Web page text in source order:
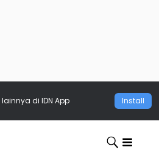
lainnya di IDN App Install